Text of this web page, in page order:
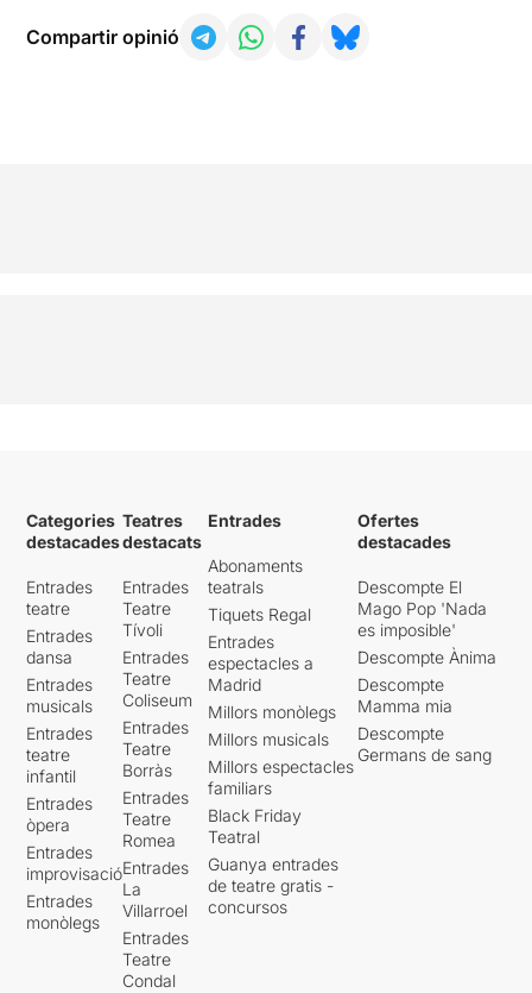
Compartir opinió
Categories
destacades
Entrades
teatre
Entrades
dansa
Entrades
musicals
Entrades
teatre
infantil
Entrades
òpera
Entrades
improvisació
Entrades
monòlegs
Teatres
destacats
Entrades
Teatre
Tívoli
Entrades
Teatre
Coliseum
Entrades
Teatre
Borràs
Entrades
Teatre
Romea
Entrades
La
Villarroel
Entrades
Teatre
Condal
Entrades
Abonaments
teatrals
Tiquets Regal
Entrades
espectacles a
Madrid
Millors monòlegs
Millors musicals
Millors espectacles
familiars
Black Friday
Teatral
Guanya entrades
de teatre gratis -
concursos
Ofertes
destacades
Descompte El
Mago Pop 'Nada
es imposible'
Descompte Ànima
Descompte
Mamma mia
Descompte
Germans de sang